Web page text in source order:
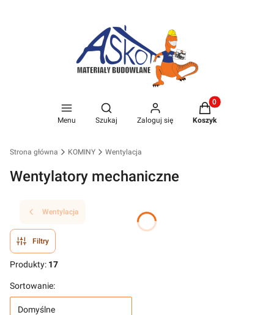
Menu
Otwórz wyszukiwarkę
Szukaj Zaloguj się
Produkty w
Koszyk
Strona główna KOMINY Wentylacja
Wentylatory mechaniczne
Wentylacja
Filtry
Produkty: 17
Sortowanie:
Domyślne